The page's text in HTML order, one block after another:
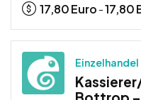
17,80Euro -17,80
Einzelhandel